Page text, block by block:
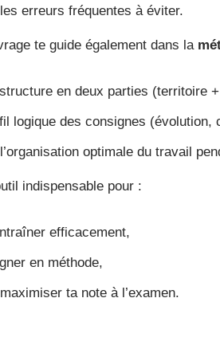
erreurs fréquentes à éviter.
te guide également dans la
en deux parties (territoire
logique des consignes (évolution,
optimale du travail
indispensable pour :
efficacement,
en méthode,
ta note à l’examen.